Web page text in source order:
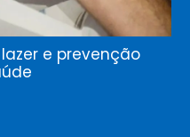
e prevenção